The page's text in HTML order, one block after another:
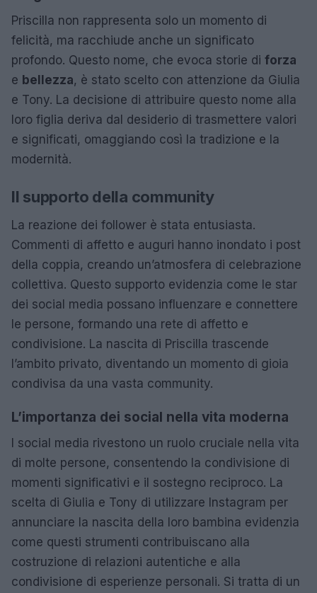
Priscilla non rappresenta solo un momento di
felicità, ma racchiude anche un significato
profondo. Questo nome, che evoca storie di forza
e bellezza, è stato scelto con attenzione da Giulia
e Tony. La decisione di attribuire questo nome alla
loro figlia deriva dal desiderio di trasmettere valori
e significati, omaggiando così la tradizione e la
modernità.
Il supporto della community
La reazione dei follower è stata entusiasta.
Commenti di affetto e auguri hanno inondato i post
della coppia, creando un’atmosfera di celebrazione
collettiva. Questo supporto evidenzia come le star
dei social media possano influenzare e connettere
le persone, formando una rete di affetto e
condivisione. La nascita di Priscilla trascende
l’ambito privato, diventando un momento di gioia
condivisa da una vasta community.
L’importanza dei social nella vita moderna
I social media rivestono un ruolo cruciale nella vita
di molte persone, consentendo la condivisione di
momenti significativi e il sostegno reciproco. La
scelta di Giulia e Tony di utilizzare Instagram per
annunciare la nascita della loro bambina evidenzia
come questi strumenti contribuiscano alla
costruzione di relazioni autentiche e alla
condivisione di esperienze personali. Si tratta di un